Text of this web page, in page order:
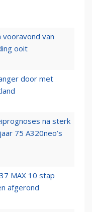
vooravond van
ooit
door met
na sterk
75 A320neo’s
MAX 10 stap
afgerond